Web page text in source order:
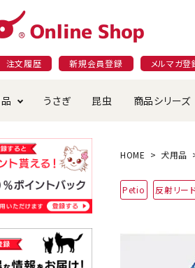
注文履歴 新規会員登録 メルマガ登
おやつ
ベッド
つ お手
ス・マット サーク
うさぎ 昆虫 商品シリーズ
素材そ
特集 無添
つ特集 穀物不使用
ガイド 会員
ついて オンラ
HOME 犬用品
Petio 反射リー